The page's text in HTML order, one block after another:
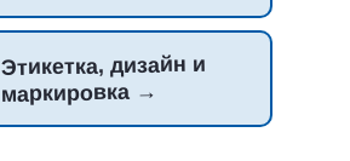
Этикетка, дизайн и
маркировка →